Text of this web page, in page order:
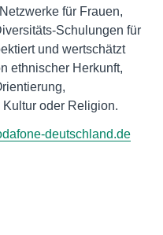
für Frauen,
Schulungen für
und wertschätzt
ethnischer Herkunft,
oder Religion.
deutschland.de